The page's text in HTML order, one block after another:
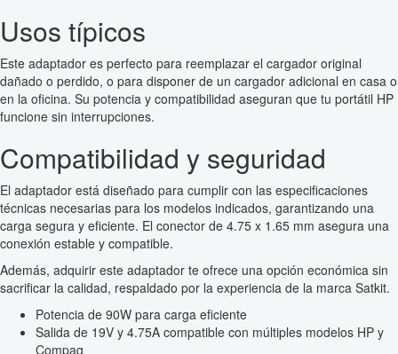
Usos típicos
Este adaptador es perfecto para reemplazar el cargador original
dañado o perdido, o para disponer de un cargador adicional en casa o
en la oficina. Su potencia y compatibilidad aseguran que tu portátil HP
funcione sin interrupciones.
Compatibilidad y seguridad
El adaptador está diseñado para cumplir con las especificaciones
técnicas necesarias para los modelos indicados, garantizando una
carga segura y eficiente. El conector de 4.75 x 1.65 mm asegura una
conexión estable y compatible.
Además, adquirir este adaptador te ofrece una opción económica sin
sacrificar la calidad, respaldado por la experiencia de la marca Satkit.
Potencia de 90W para carga eficiente
Salida de 19V y 4.75A compatible con múltiples modelos HP y
Compaq